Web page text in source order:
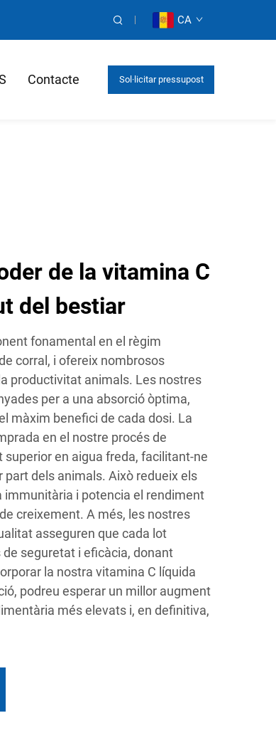
CA
Contacte Sol·licitar pressupost
de la vitamina C
del bestiar
fonamental en el règim
corral, i ofereix nombrosos
productivitat animals. Les nostres
per a una absorció òptima,
màxim benefici de cada dosi. La
en el nostre procés de
en aigua freda, facilitant-ne
part dels animals. Això redueix els
immunitària i potencia el rendiment
creixement. A més, les nostres
asseguren que cada lot
seguretat i eficàcia, donant
la nostra vitamina C líquida
podreu esperar un millor augment
més elevats i, en definitiva,